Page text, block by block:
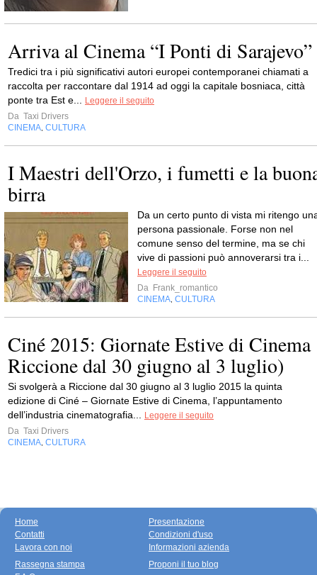
Arriva al Cinema “I Ponti di Sarajevo”
Tredici tra i più significativi autori europei contemporanei chiamati a
raccolta per raccontare dal 1914 ad oggi la capitale bosniaca, città
ponte tra Est e...
Leggere il seguito
Da Taxi Drivers
CINEMA CULTURA
I Maestri dell'Orzo, i fumetti e la
birra
Da un certo punto di vista mi ritengo
persona passionale. Forse non nel
comune senso del termine, ma se chi
vive di passioni può annoverarsi tra i...
Leggere il seguito
Da Frank_romantico
CINEMA CULTURA
Ciné 2015: Giornate Estive di Cinema
Riccione dal 30 giugno al 3 luglio)
Si svolgerà a Riccione dal 30 giugno al 3 luglio 2015 la quinta
edizione di Ciné – Giornate Estive di Cinema, l’appuntamento
dell’industria cinematografia...
Leggere il seguito
Da Taxi Drivers
CINEMA CULTURA
Home
Contatti
Lavora con noi
Presentazione
Condizioni d'uso
Informazioni azienda
Rassegna stampa
Proponi il tuo blog